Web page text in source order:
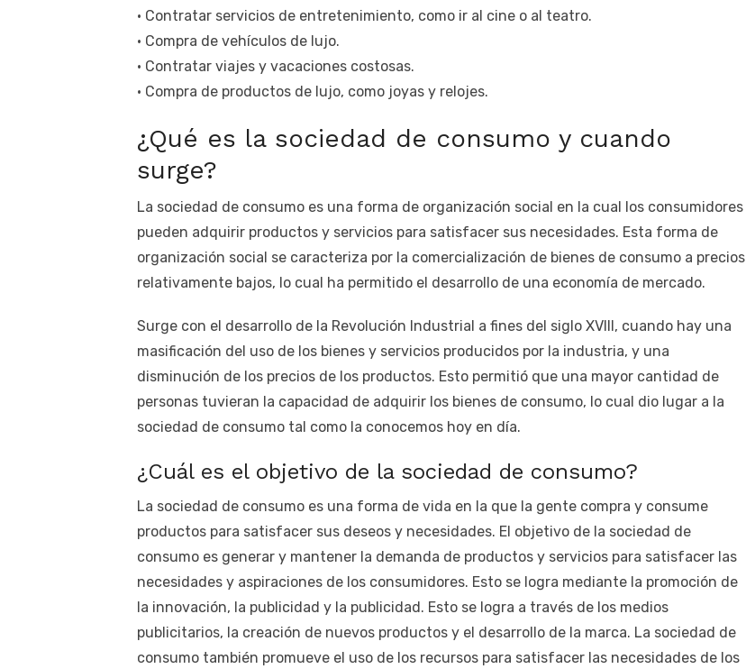
• Contratar servicios de entretenimiento, como ir al cine o al teatro.
• Compra de vehículos de lujo.
• Contratar viajes y vacaciones costosas.
• Compra de productos de lujo, como joyas y relojes.
¿Qué es la sociedad de consumo y cuando
surge?
La sociedad de consumo es una forma de organización social en la cual los consumidores
pueden adquirir productos y servicios para satisfacer sus necesidades. Esta forma de
organización social se caracteriza por la comercialización de bienes de consumo a precios
relativamente bajos, lo cual ha permitido el desarrollo de una economía de mercado.
Surge con el desarrollo de la Revolución Industrial a fines del siglo XVIII, cuando hay una
masificación del uso de los bienes y servicios producidos por la industria, y una
disminución de los precios de los productos. Esto permitió que una mayor cantidad de
personas tuvieran la capacidad de adquirir los bienes de consumo, lo cual dio lugar a la
sociedad de consumo tal como la conocemos hoy en día.
¿Cuál es el objetivo de la sociedad de consumo?
La sociedad de consumo es una forma de vida en la que la gente compra y consume
productos para satisfacer sus deseos y necesidades. El objetivo de la sociedad de
consumo es generar y mantener la demanda de productos y servicios para satisfacer las
necesidades y aspiraciones de los consumidores. Esto se logra mediante la promoción de
la innovación, la publicidad y la publicidad. Esto se logra a través de los medios
publicitarios, la creación de nuevos productos y el desarrollo de la marca. La sociedad de
consumo también promueve el uso de los recursos para satisfacer las necesidades de los